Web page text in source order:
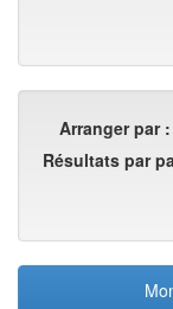
Arranger par :
Résultats par